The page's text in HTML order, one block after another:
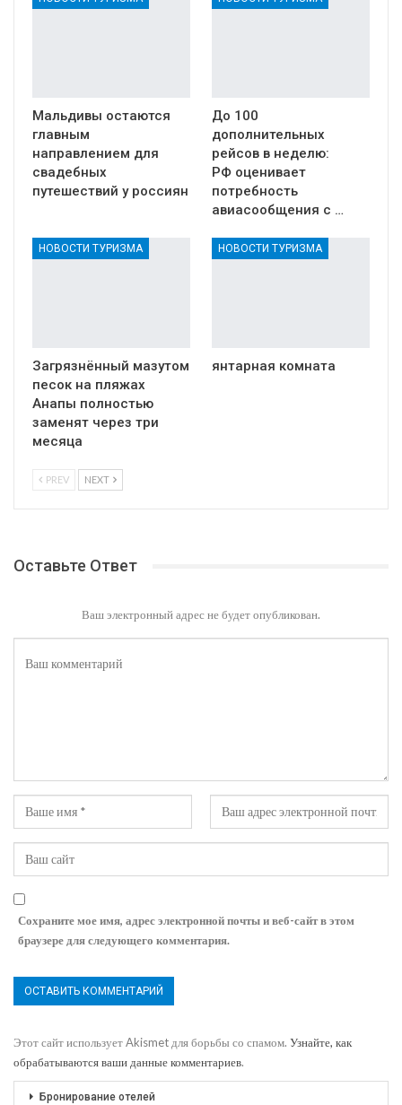
Мальдивы остаются
главным
направлением для
свадебных
путешествий у россиян
До 100
дополнительных
рейсов в неделю:
РФ оценивает
потребность
авиасообщения с …
НОВОСТИ ТУРИЗМА
Загрязнённый мазутом
песок на пляжах
Анапы полностью
заменят через три
месяца
НОВОСТИ ТУРИЗМА
янтарная комната
PREV NEXT
Оставьте Ответ
Ваш электронный адрес не будет опубликован.
Сохраните мое имя, адрес электронной почты и веб-сайт в этом
браузере для следующего комментария.
Этот сайт использует Akismet для борьбы со спамом. Узнайте, как
обрабатываются ваши данные комментариев.
Бронирование отелей